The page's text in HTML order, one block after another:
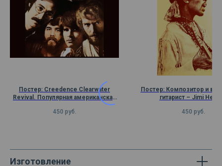
Постер: Creedence Clearwater
Revival. Популярная американская
рок-группа, созданная в 1967 году
450 руб.
Постер: Композитор и
гитарист – Jimi
450 руб.
Изготовление